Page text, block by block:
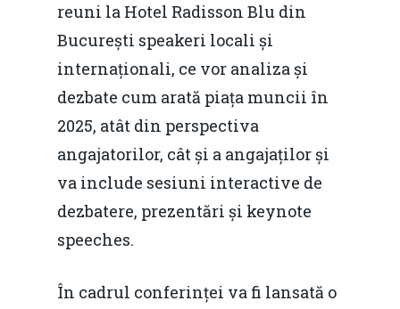
reuni la Hotel Radisson Blu din
București speakeri locali și
internaționali, ce vor analiza și
dezbate cum arată piața muncii în
2025, atât din perspectiva
angajatorilor, cât și a angajaților și
va include sesiuni interactive de
dezbatere, prezentări și keynote
speeches.
În cadrul conferinței va fi lansată o